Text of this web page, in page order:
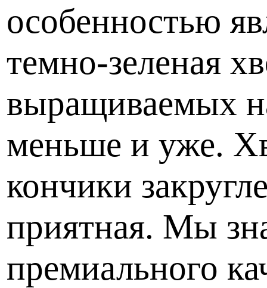
особенностью
темно-зеленая
выращиваемых
меньше и уже.
кончики
приятная. Мы
премиального